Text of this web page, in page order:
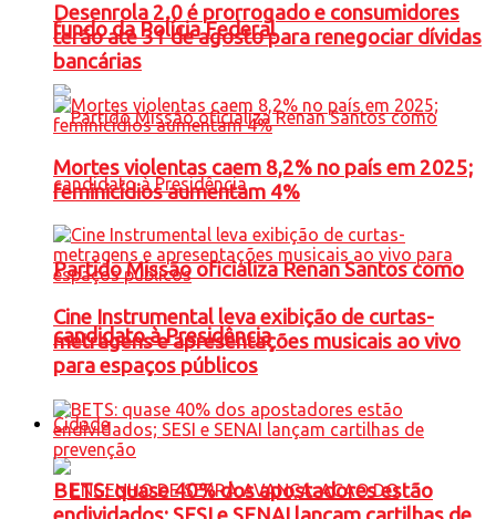
fundo da Polícia Federal
Partido Missão oficializa Renan Santos como
candidato à Presidência
Cidade
Desenrola 2.0 é prorrogado e consumidores
terão até 31 de agosto para renegociar dívidas
bancárias
Mortes violentas caem 8,2% no país em 2025;
feminicídios aumentam 4%
Cine Instrumental leva exibição de curtas-
metragens e apresentações musicais ao vivo
para espaços públicos
BETS: quase 40% dos apostadores estão